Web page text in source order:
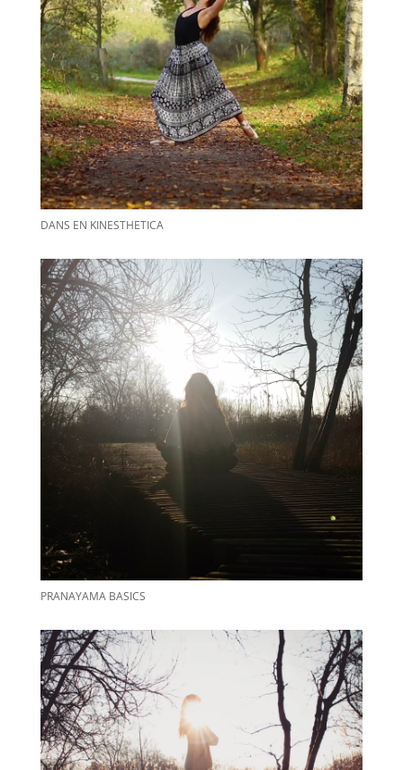
DANS EN KINESTHETICA
PRANAYAMA BASICS